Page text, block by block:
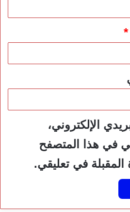
*
الإلكتروني،
في هذا المتصفح
المقبلة في تعليقي.